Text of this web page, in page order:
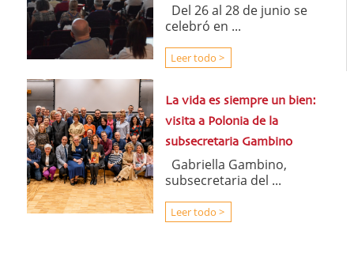
Del 26 al 28 de junio se
celebró en ...
Leer todo >
La vida es siempre un bien:
visita a Polonia de la
subsecretaria Gambino
Gabriella Gambino,
subsecretaria del ...
Leer todo >